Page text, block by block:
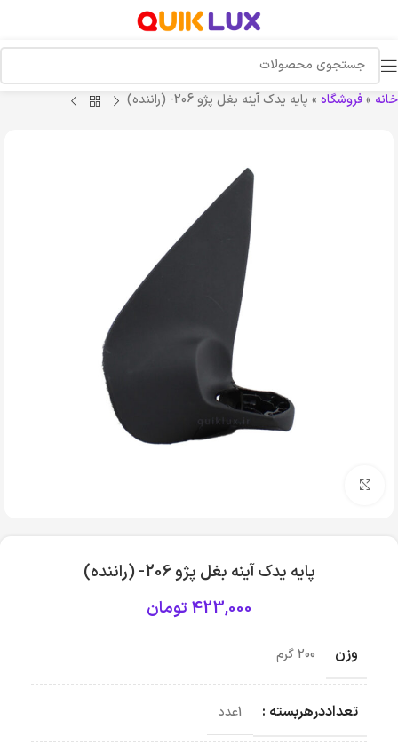
خانه »فروشگاه » پایه یدک آینه بغل پژو 206- (راننده)
پایه یدک آینه بغل پژو 206- (راننده)
423,000 تومان
وزن 200 گرم
تعداددرهربسته : 1عدد